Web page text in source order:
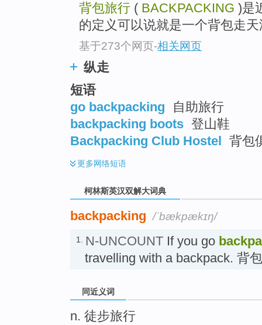
背包旅行 ( BACKPACKING )是
的定义可以说就是一个背包走天
基于273个网页-相关网页
纵走
短语
go backpacking
自助旅行
backpacking boots 登山鞋
Backpacking Club Hostel 背包
更多网络短语
柯林斯英汉双解大词典
backpacking /ˈbækpækɪŋ/
1. N-UNCOUNT If you go
travelling with a backpack. 背
同近义词
n. 徒步旅行